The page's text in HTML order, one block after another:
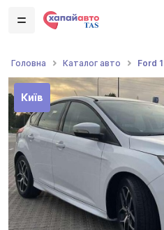
Головна Каталог авто Ford
Київ